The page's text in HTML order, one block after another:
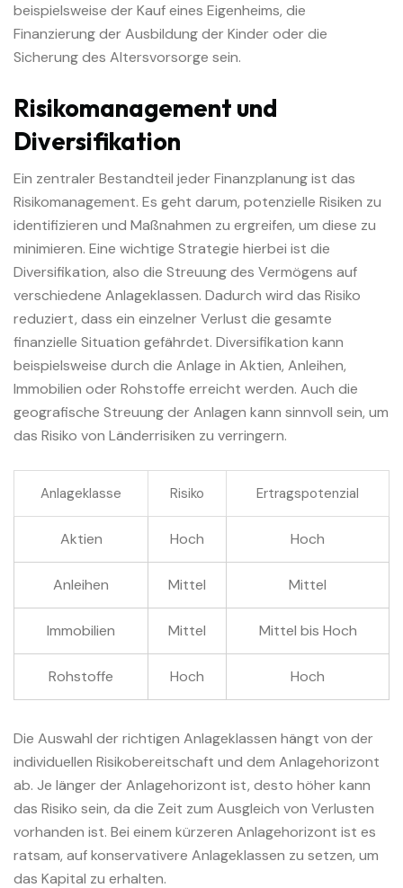
beispielsweise der Kauf eines Eigenheims, die
Finanzierung der Ausbildung der Kinder oder die
Sicherung des Altersvorsorge sein.
Risikomanagement und
Diversifikation
Ein zentraler Bestandteil jeder Finanzplanung ist das
Risikomanagement. Es geht darum, potenzielle Risiken zu
identifizieren und Maßnahmen zu ergreifen, um diese zu
minimieren. Eine wichtige Strategie hierbei ist die
Diversifikation, also die Streuung des Vermögens auf
verschiedene Anlageklassen. Dadurch wird das Risiko
reduziert, dass ein einzelner Verlust die gesamte
finanzielle Situation gefährdet. Diversifikation kann
beispielsweise durch die Anlage in Aktien, Anleihen,
Immobilien oder Rohstoffe erreicht werden. Auch die
geografische Streuung der Anlagen kann sinnvoll sein, um
das Risiko von Länderrisiken zu verringern.
Anlageklasse Risiko Ertragspotenzial
Aktien Hoch Hoch
Anleihen Mittel Mittel
Immobilien Mittel Mittel bis Hoch
Rohstoffe Hoch Hoch
Die Auswahl der richtigen Anlageklassen hängt von der
individuellen Risikobereitschaft und dem Anlagehorizont
ab. Je länger der Anlagehorizont ist, desto höher kann
das Risiko sein, da die Zeit zum Ausgleich von Verlusten
vorhanden ist. Bei einem kürzeren Anlagehorizont ist es
ratsam, auf konservativere Anlageklassen zu setzen, um
das Kapital zu erhalten.